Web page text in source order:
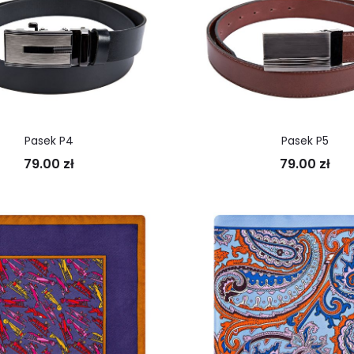
Pasek P4
79.00 zł
Pasek P5
79.00 zł